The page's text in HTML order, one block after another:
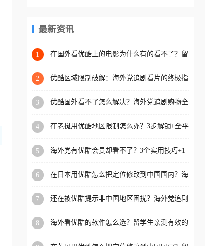
区工作、留学、定居等，都
权限制所困扰。
回国加速器，即可解决「海
版权限制」的问题，无论人
国、加拿大、澳大利亚、欧
学、定居等，都可以使用，
扰。
最新资讯
1
在国外看优酷上的电影为什么有的看不了？留
2
优酷区域限制破解：海外党追剧看片的终极指
3
优酷国外看不了怎么解决？海外党追剧购物全
4
在老挝用优酷地区限制怎么办？3步解锁+全平
5
海外党有优酷会员却看不了？3个实用技巧+1
6
在日本用优酷怎么把定位修改到中国国内？海
7
还在被优酷提示非中国地区困扰？海外党追剧
8
海外看优酷的软件怎么选？留学生亲测有效的